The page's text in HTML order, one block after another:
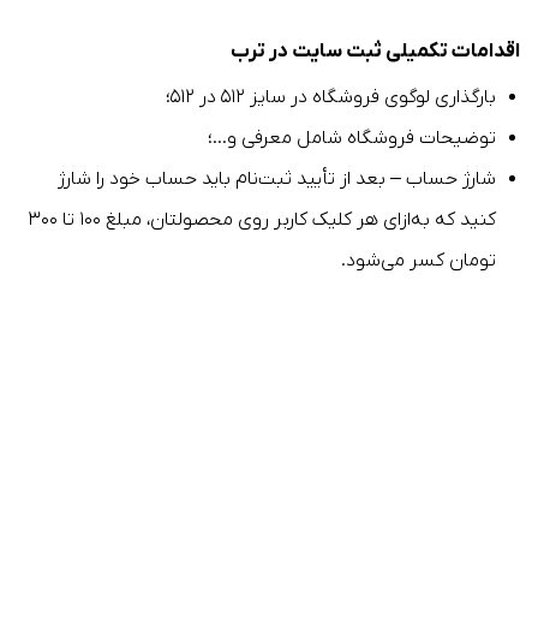
اقدامات تکمیلی ثبت سایت در ترب
بارگذاری لوگوی فروشگاه در سایز ۵۱۲ در ۵۱۲؛
توضیحات فروشگاه شامل معرفی و…؛
شارژ حساب – بعد از تأیید ثبت‌نام باید حساب خود را شارژ
کنید که به‌ازای هر کلیک کاربر روی محصولتان، مبلغ ۱۰۰ تا ۳۰۰
تومان کسر می‌شود.